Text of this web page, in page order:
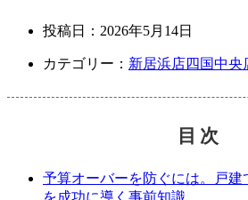
投稿日： 2026年5月14日
カテゴリー： 新居浜店四国中央
目次
予算オーバーを防ぐには。戸建